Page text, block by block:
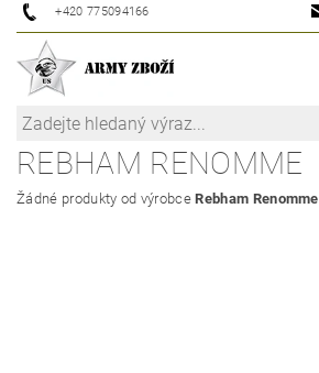
+420 775094166
REBHAM RENOMME
Žádné produkty od výrobceRebham Renomme